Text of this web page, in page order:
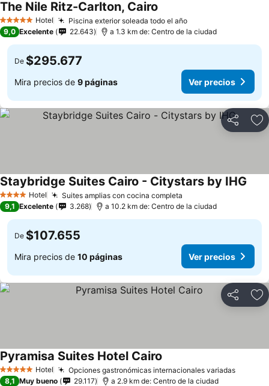
5 Estrellas Hotel Piscina exterior soleada todo el año
The Nile Ritz-Carlton, Cairo
9,0 Excelente 22.643 a 1.3 km de: Centro de la ciudad
De $295.677
Mira precios de 9 páginas Ver precios
Compartir
4 EstrellasHotel Suites amplias con cocina completa
Staybridge Suites Cairo - Citystars by IHG
9,1 Excelente 3.268 a 10.2 km de: Centro de la ciudad
De $107.655
Mira precios de 10 páginas Ver precios
Compartir
5 Estrellas Hotel Opciones gastronómicas internacionales variadas
Pyramisa Suites Hotel Cairo
8,1 Muy bueno 29.117 a 2.9 km de: Centro de la ciudad